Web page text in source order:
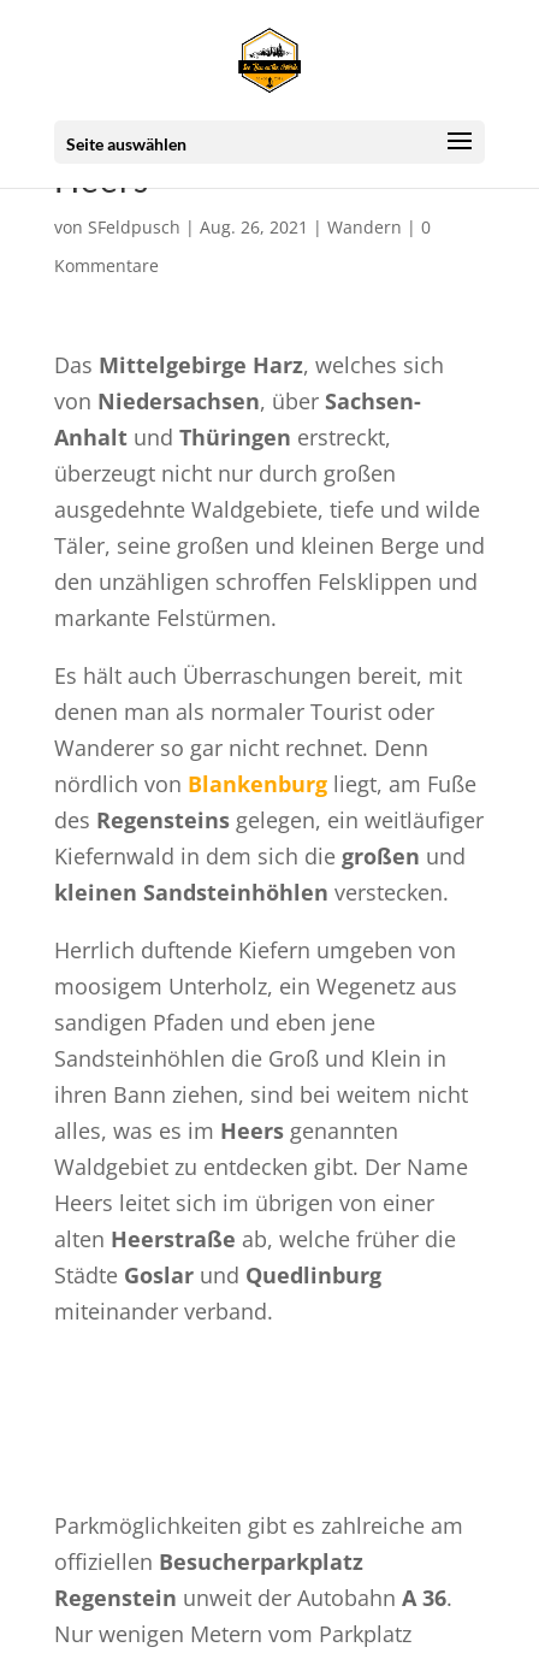
Seite auswählen
Zu den Sandsteinhöhlen im
Heers
von SFeldpusch | Aug. 26, 2021 | Wandern | 0
Kommentare
Das Mittelgebirge Harz, welches sich
von Niedersachsen, über Sachsen-
Anhaltund Thüringen erstreckt,
überzeugt nicht nur durch großen
ausgedehnte Waldgebiete, tiefe und wilde
Täler, seine großen und kleinen Berge und
den unzähligen schroffen Felsklippen und
markante Felstürmen.
Es hält auch Überraschungen bereit, mit
denen man als normaler Tourist oder
Wanderer so gar nicht rechnet. Denn
nördlich von Blankenburgliegt, am Fuße
des Regensteinsgelegen, ein weitläufiger
Kiefernwald in dem sich diegroßen und
kleinen Sandsteinhöhlen verstecken.
Herrlich duftende Kiefern umgeben von
moosigem Unterholz, ein Wegenetz aus
sandigen Pfaden und eben jene
Sandsteinhöhlen die Groß und Klein in
ihren Bann ziehen, sind bei weitem nicht
alles, was es im Heersgenannten
Waldgebiet zu entdecken gibt. Der Name
Heers leitet sich im übrigen von einer
alten Heerstraße ab, welche früher die
Städte Goslarund Quedlinburg
miteinander verband.
Parkmöglichkeiten gibt es zahlreiche am
offiziellen Besucherparkplatz
Regenstein unweit der Autobahn A 36.
Nur wenigen Metern vom Parkplatz